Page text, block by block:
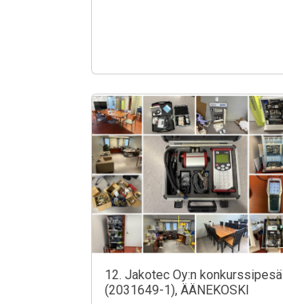
12. Jakotec Oy:n konkurssipesä
(2031649-1), ÄÄNEKOSKI